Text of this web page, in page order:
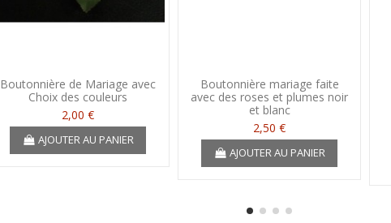
Boutonnière de Mariage avec
Choix des couleurs
2,00 €
AJOUTER AU PANIER
Boutonnière mariage faite
avec des roses et plumes noir
et blanc
2,50 €
AJOUTER AU PANIER